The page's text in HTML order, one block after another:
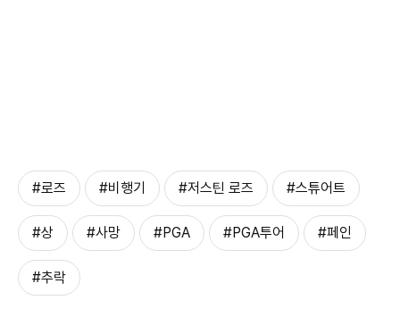
#로즈 #비행기 #저스틴 로즈 #스튜어트
#상 #사망 #PGA #PGA투어 #페인
#추락